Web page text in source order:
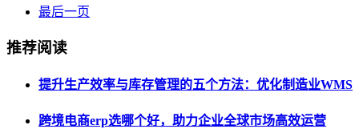
最后一页
推荐阅读
提升生产效率与库存管理的五个方法：优化制造业WMS
跨境电商erp选哪个好，助力企业全球市场高效运营